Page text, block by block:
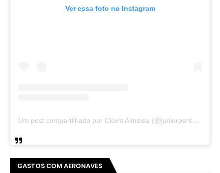
Ver essa foto no Instagram
Um post compartilhado por Clovis Almeida (@juniorpentecoste01)
GASTOS COM AERONAVES